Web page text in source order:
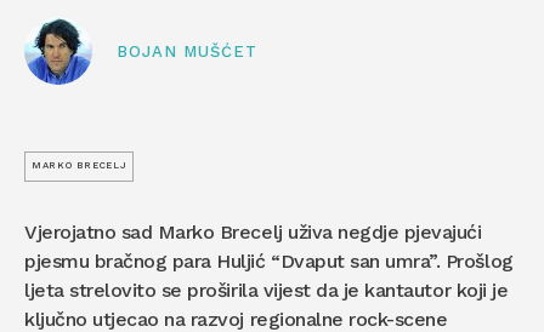
BOJAN MUŠĆET
MARKO BRECELJ
Vjerojatno sad Marko Brecelj uživa negdje pjevajući
pjesmu bračnog para Huljić “Dvaput san umra”. Prošlog
ljeta strelovito se proširila vijest da je kantautor koji je
ključno utjecao na razvoj regionalne rock-scene